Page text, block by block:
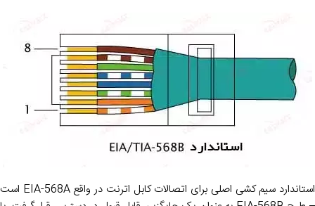
استاندارد سیم کشی اصلی برای اتصالات کابل اترنت در واقع EIA-568A است